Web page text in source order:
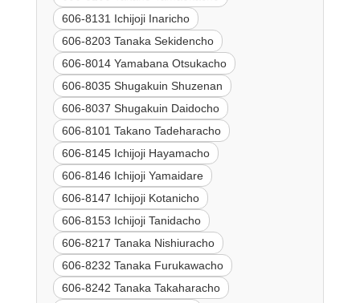
606-8131 Ichijoji Inaricho
606-8203 Tanaka Sekidencho
606-8014 Yamabana Otsukacho
606-8035 Shugakuin Shuzenan
606-8037 Shugakuin Daidocho
606-8101 Takano Tadeharacho
606-8145 Ichijoji Hayamacho
606-8146 Ichijoji Yamaidare
606-8147 Ichijoji Kotanicho
606-8153 Ichijoji Tanidacho
606-8217 Tanaka Nishiuracho
606-8232 Tanaka Furukawacho
606-8242 Tanaka Takaharacho